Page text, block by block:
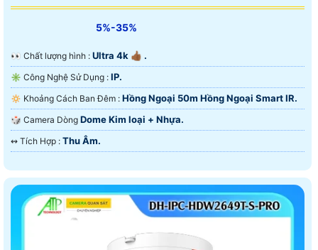
5%-35%
️👀 Chất lượng hình : Ultra 4k 👍🏾 .
✳️ Công Nghệ Sử Dụng : IP.
🔅 Khoảng Cách Ban Đêm : Hồng Ngoại 50m Hồng Ngoại Smart IR.
🎲 Camera Dòng Dome Kim loại + Nhựa.
️↭ Tích Hợp : Thu Âm.